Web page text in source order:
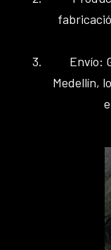
Envío:
Medellín,